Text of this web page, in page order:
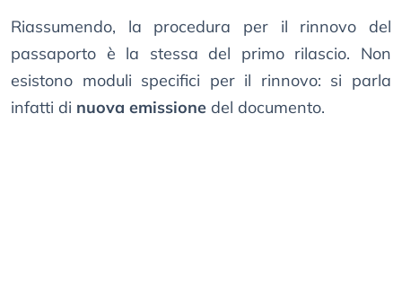
Riassumendo, la procedura per il rinnovo del
passaporto è la stessa del primo rilascio. Non
esistono moduli specifici per il rinnovo: si parla
infatti di nuova emissione del documento.